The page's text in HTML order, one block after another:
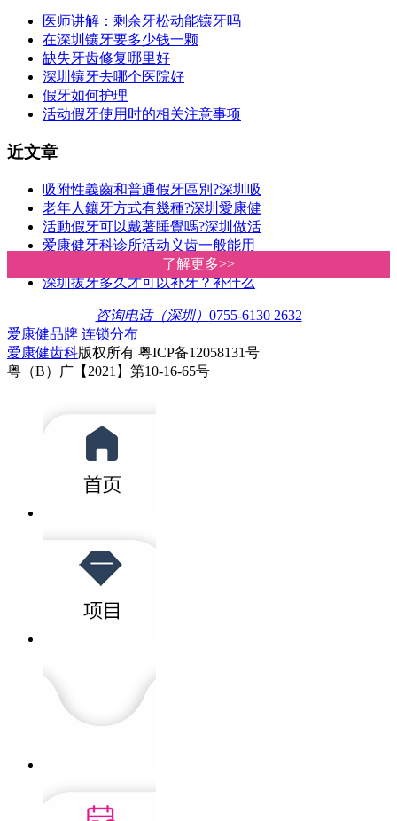
了解更多>>
了解更多>>
医师讲解：剩余牙松动能镶牙吗
在深圳镶牙要多少钱一颗
缺失牙齿修复哪里好
深圳镶牙去哪个医院好
假牙如何护理
活动假牙使用时的相关注意事项
近文章
吸附性義齒和普通假牙區別?深圳吸
老年人鑲牙方式有幾種?深圳愛康健
活動假牙可以戴著睡覺嗎?深圳做活
爱康健牙科诊所活动义齿一般能用
镶牙一定要磨两边的牙吗？深圳镶
深圳拔牙多久才可以补牙？补什么
咨询电话（深圳） 0755-6130 2632
爱康健品牌 连锁分布
爱康健齿科版权所有 粤ICP备12058131号
粤（B）广【2021】第10-16-65号